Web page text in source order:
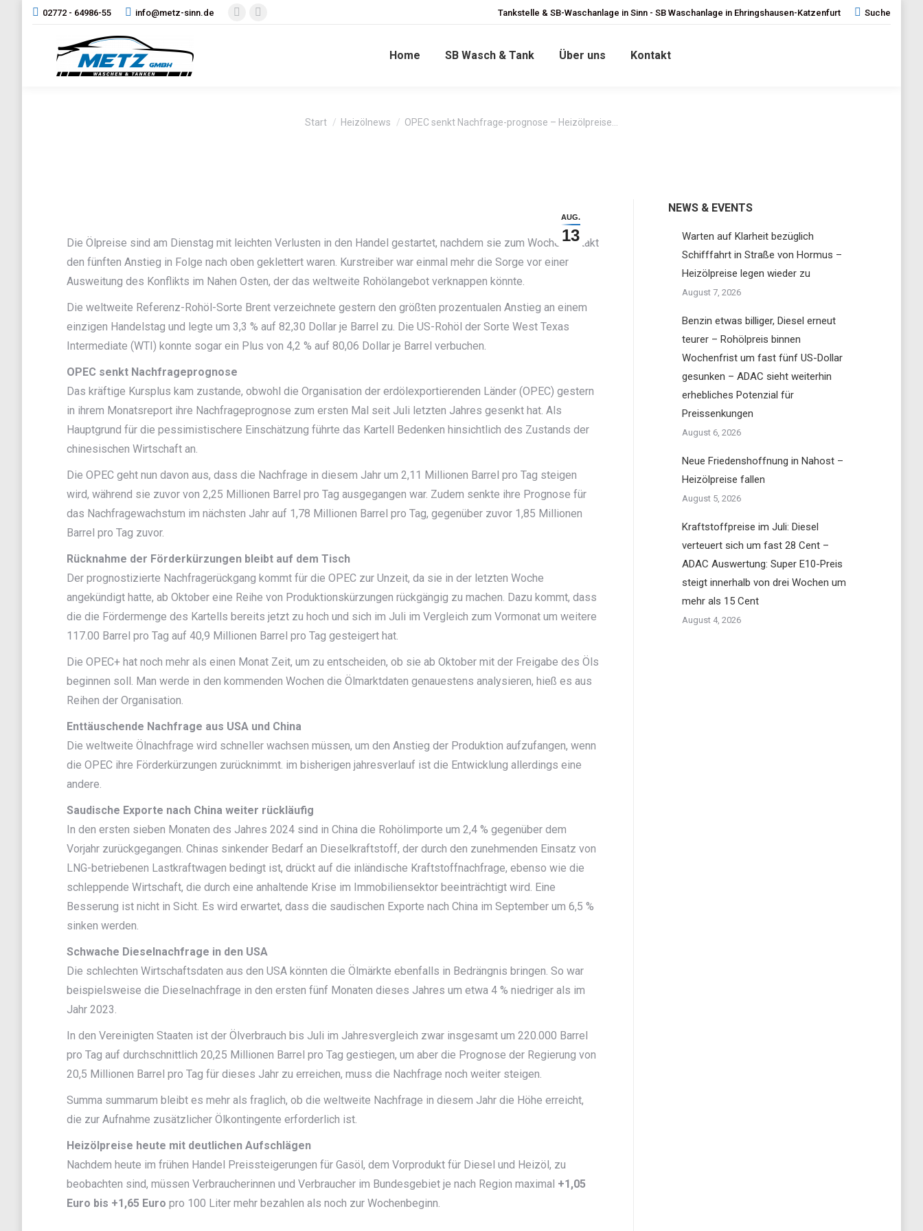
02772 - 64986-55 info@metz-sinn.de Tankstelle & SB-Waschanlage in Sinn - SB Waschanlage in Ehringshausen-Katzenfurt Search:
Suche
Home SB Wasch & Tank Über uns Kontakt
Sie befinden sich hier:
Start Heizölnews OPEC senkt Nachfrage-prognose – Heizölpreise…
AUG.
13
Die Ölpreise sind am Dienstag mit leichten Verlusten in den Handel gestartet, nachdem sie zum Wochenauftakt
den fünften Anstieg in Folge nach oben geklettert waren. Kurstreiber war einmal mehr die Sorge vor einer
Ausweitung des Konflikts im Nahen Osten, der das weltweite Rohölangebot verknappen könnte.
Die weltweite Referenz-Rohöl-Sorte Brent verzeichnete gestern den größten prozentualen Anstieg an einem
einzigen Handelstag und legte um 3,3 % auf 82,30 Dollar je Barrel zu. Die US-Rohöl der Sorte West Texas
Intermediate (WTI) konnte sogar ein Plus von 4,2 % auf 80,06 Dollar je Barrel verbuchen.
OPEC senkt Nachfrageprognose
Das kräftige Kursplus kam zustande, obwohl die Organisation der erdölexportierenden Länder (OPEC) gestern
in ihrem Monatsreport ihre Nachfrageprognose zum ersten Mal seit Juli letzten Jahres gesenkt hat. Als
Hauptgrund für die pessimistischere Einschätzung führte das Kartell Bedenken hinsichtlich des Zustands der
chinesischen Wirtschaft an.
Die OPEC geht nun davon aus, dass die Nachfrage in diesem Jahr um 2,11 Millionen Barrel pro Tag steigen
wird, während sie zuvor von 2,25 Millionen Barrel pro Tag ausgegangen war. Zudem senkte ihre Prognose für
das Nachfragewachstum im nächsten Jahr auf 1,78 Millionen Barrel pro Tag, gegenüber zuvor 1,85 Millionen
Barrel pro Tag zuvor.
Rücknahme der Förderkürzungen bleibt auf dem Tisch
Der prognostizierte Nachfragerückgang kommt für die OPEC zur Unzeit, da sie in der letzten Woche
angekündigt hatte, ab Oktober eine Reihe von Produktionskürzungen rückgängig zu machen. Dazu kommt, dass
die die Fördermenge des Kartells bereits jetzt zu hoch und sich im Juli im Vergleich zum Vormonat um weitere
117.00 Barrel pro Tag auf 40,9 Millionen Barrel pro Tag gesteigert hat.
Die OPEC+ hat noch mehr als einen Monat Zeit, um zu entscheiden, ob sie ab Oktober mit der Freigabe des Öls
beginnen soll. Man werde in den kommenden Wochen die Ölmarktdaten genauestens analysieren, hieß es aus
Reihen der Organisation.
Enttäuschende Nachfrage aus USA und China
Die weltweite Ölnachfrage wird schneller wachsen müssen, um den Anstieg der Produktion aufzufangen, wenn
die OPEC ihre Förderkürzungen zurücknimmt. im bisherigen jahresverlauf ist die Entwicklung allerdings eine
andere.
Saudische Exporte nach China weiter rückläufig
In den ersten sieben Monaten des Jahres 2024 sind in China die Rohölimporte um 2,4 % gegenüber dem
Vorjahr zurückgegangen. Chinas sinkender Bedarf an Dieselkraftstoff, der durch den zunehmenden Einsatz von
LNG-betriebenen Lastkraftwagen bedingt ist, drückt auf die inländische Kraftstoffnachfrage, ebenso wie die
schleppende Wirtschaft, die durch eine anhaltende Krise im Immobiliensektor beeinträchtigt wird. Eine
Besserung ist nicht in Sicht. Es wird erwartet, dass die saudischen Exporte nach China im September um 6,5 %
sinken werden.
Schwache Dieselnachfrage in den USA
Die schlechten Wirtschaftsdaten aus den USA könnten die Ölmärkte ebenfalls in Bedrängnis bringen. So war
beispielsweise die Dieselnachfrage in den ersten fünf Monaten dieses Jahres um etwa 4 % niedriger als im
Jahr 2023.
In den Vereinigten Staaten ist der Ölverbrauch bis Juli im Jahresvergleich zwar insgesamt um 220.000 Barrel
pro Tag auf durchschnittlich 20,25 Millionen Barrel pro Tag gestiegen, um aber die Prognose der Regierung von
20,5 Millionen Barrel pro Tag für dieses Jahr zu erreichen, muss die Nachfrage noch weiter steigen.
Summa summarum bleibt es mehr als fraglich, ob die weltweite Nachfrage in diesem Jahr die Höhe erreicht,
die zur Aufnahme zusätzlicher Ölkontingente erforderlich ist.
Heizölpreise heute mit deutlichen Aufschlägen
Nachdem heute im frühen Handel Preissteigerungen für Gasöl, dem Vorprodukt für Diesel und Heizöl, zu
beobachten sind, müssen Verbraucherinnen und Verbraucher im Bundesgebiet je nach Region maximal +1,05
Euro bis +1,65 Euro pro 100 Liter mehr bezahlen als noch zur Wochenbeginn.
NEWS & EVENTS
Warten auf Klarheit bezüglich
Schifffahrt in Straße von Hormus –
Heizölpreise legen wieder zu
August 7, 2026
Benzin etwas billiger, Diesel erneut
teurer – Rohölpreis binnen
Wochenfrist um fast fünf US-Dollar
gesunken – ADAC sieht weiterhin
erhebliches Potenzial für
Preissenkungen
August 6, 2026
Neue Friedenshoffnung in Nahost –
Heizölpreise fallen
August 5, 2026
Kraftstoffpreise im Juli: Diesel
verteuert sich um fast 28 Cent –
ADAC Auswertung: Super E10-Preis
steigt innerhalb von drei Wochen um
mehr als 15 Cent
August 4, 2026